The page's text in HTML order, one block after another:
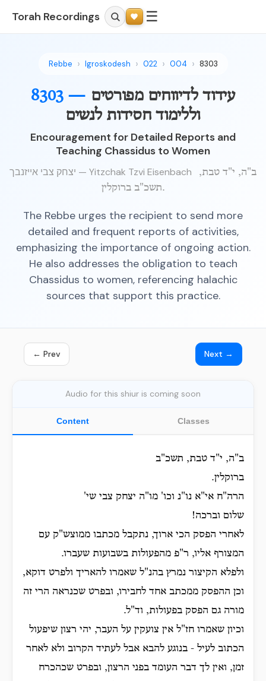
Torah Recordings ☰
Rebbe Igroskodesh 022 004 8303
8303 — עידוד לדיווחים מפורטים
וללימוד חסידות לנשים
Encouragement for Detailed Reports and
Teaching Chassidus to Women
יצחק צבי אייזנבך — Yitzchak Tzvi Eisenbach
ב"ה, י"ד טבת,
תשכ"ב ברוקלין.
The Rebbe urges the recipient to send more
detailed and frequent reports of activities,
emphasizing the importance of ongoing action.
He also addresses the obligation to teach
Chassidus to women, referencing halachic
sources that support this practice.
← Prev Next →
Audio for this shiur is coming soon
Content Classes
ב"ה, י"ד טבת, תשכ"ב
ברוקלין.
הרה"ח אי"א נו"נ וכו' מו"ה יצחק צבי שי'
שלום וברכה!
לאחרי הפסק הכי ארוך, נתקבל מכתבו ממוצש"ק עם
המצורף אליו, ר"פ מהפעולות בשבועות שעברו.
ולפלא הקיצור נמרץ בהנ"ל שאמרו להאריך ולפרט דוקא,
וכן ההפסק ממכתב אחד לחבירו, ובפרט שכנראה הרי זה
מורה גם הפסק בפעולות, וד"ל.
וכיון שאמרו חז"ל אין צועקין על העבר, יהי רצון שיפעול
הכתוב לעיל - בנוגע להבא אבל לעתיד הקרוב ולא לאחר
זמן, ואין לך דבר העומד בפני הרצון, ובפרט שכהכרח